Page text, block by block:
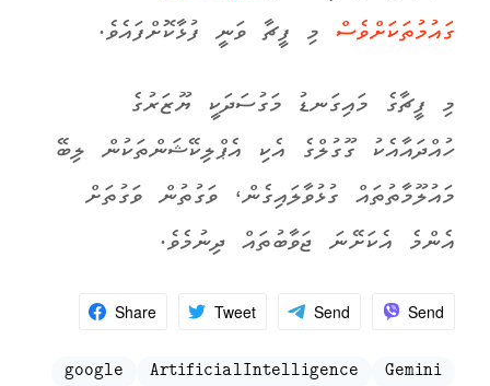
ގައުމުތަކަށްވެސް މި ފީޗާ ވަނީ ފުޅާކޮށްފައެވެ.
މި ފީޗާގެ މައިގަނޑު މަގުސަދަކީ ޔޫޒަރުގެ
ހުއްދައާއެކު ގޫގުލްގެ އެކި އެޕްލިކޭޝަންތަކުން ލިބޭ
މައުލޫމާތުތައް ގުޅުވާލައިގެން، ވަގުތުން ވަގުތަށް
އެންމެ އެކަށޭނަ ޖަވާބުތައް ދިނުމެވެ.
Share Tweet Send Send
google ArtificialIntelligence
Gemini